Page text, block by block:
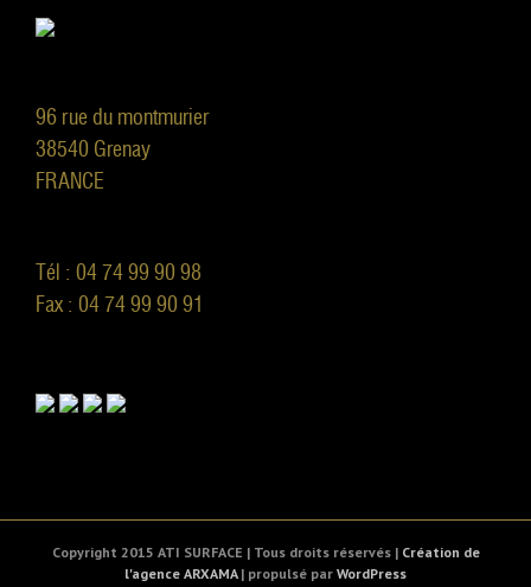
96 rue du montmurier
38540 Grenay
FRANCE
Tél : 04 74 99 90 98
Fax : 04 74 99 90 91
Copyright 2015 ATI SURFACE | Tous droits réservés | Création de
l'agence ARXAMA| propulsé par WordPress